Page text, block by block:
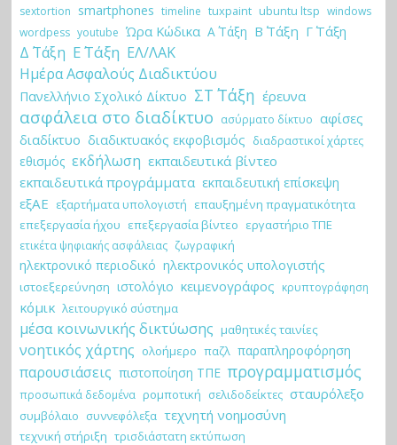
sextortion smartphones timeline tuxpaint ubuntu ltsp windows
wordpess youtube Ώρα Κώδικα Α΄ Τάξη Β΄ Τάξη Γ΄ Τάξη
Δ΄ Τάξη Ε΄ Τάξη ΕΛ/ΛΑΚ
Ημέρα Ασφαλούς Διαδικτύου
Πανελλήνιο Σχολικό Δίκτυο ΣΤ΄ Τάξη έρευνα
ασφάλεια στο διαδίκτυο ασύρματο δίκτυο αφίσες
διαδίκτυο διαδικτυακός εκφοβισμός διαδραστικοί χάρτες
εθισμός εκδήλωση εκπαιδευτικά βίντεο
εκπαιδευτικά προγράμματα εκπαιδευτική επίσκεψη
εξΑΕ εξαρτήματα υπολογιστή επαυξημένη πραγματικότητα
επεξεργασία ήχου επεξεργασία βίντεο εργαστήριο ΤΠΕ
ετικέτα ψηφιακής ασφάλειας ζωγραφική
ηλεκτρονικό περιοδικό ηλεκτρονικός υπολογιστής
ιστοεξερεύνηση ιστολόγιο κειμενογράφος κρυπτογράφηση
κόμικ λειτουργικό σύστημα
μέσα κοινωνικής δικτύωσης μαθητικές ταινίες
νοητικός χάρτης ολοήμερο παζλ παραπληροφόρηση
παρουσιάσεις πιστοποίηση ΤΠΕ προγραμματισμός
προσωπικά δεδομένα ρομποτική σελιδοδείκτες σταυρόλεξο
συμβόλαιο συννεφόλεξα τεχνητή νοημοσύνη
τεχνική στήριξη τρισδιάστατη εκτύπωση